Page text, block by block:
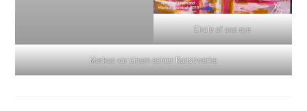
Circle of one eye
Markus vor einem seiner Kunstwerke